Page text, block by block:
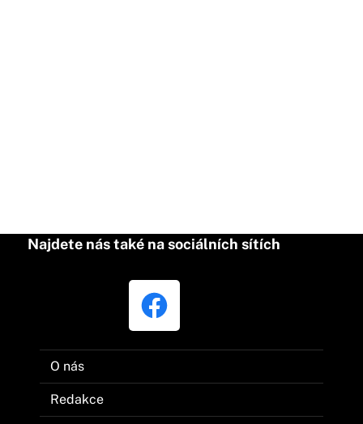
Najdete nás také na sociálních sítích
O nás
Redakce